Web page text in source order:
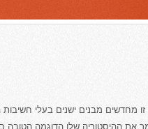
מחדשים מבנים ישנים בעלי חשיבות
ההיסטוריה שלו הדוגמה הטובה